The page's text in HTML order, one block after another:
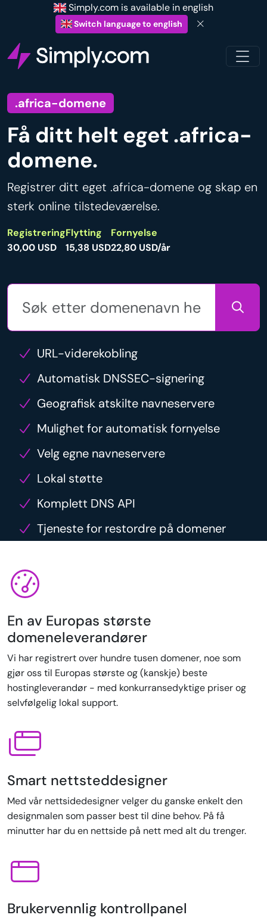
Simply.com is available in english
Switch language to english
.africa-domene
Få ditt helt eget .africa-
domene.
Registrer ditt eget .africa-domene og skap en
sterk online tilstedeværelse.
Registrering
30,00 USD
Flytting
15,38 USD
Fornyelse
22,80 USD/år
URL-viderekobling
Automatisk DNSSEC-signering
Geografisk atskilte navneservere
Mulighet for automatisk fornyelse
Velg egne navneservere
Lokal støtte
Komplett DNS API
Tjeneste for restordre på domener
En av Europas største
domeneleverandører
Vi har registrert over hundre tusen domener, noe som
gjør oss til Europas største og (kanskje) beste
hostingleverandør - med konkurransedyktige priser og
selvfølgelig lokal support.
Smart nettsteddesigner
Med vår nettsidedesigner velger du ganske enkelt den
designmalen som passer best til dine behov. På få
minutter har du en nettside på nett med alt du trenger.
Brukervennlig kontrollpanel